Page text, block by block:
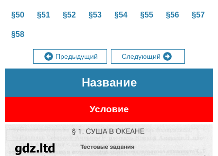
§50 §51 §52 §53 §54 §55 §56 §57
§58
Предыдущий Следующий
Название
Условие